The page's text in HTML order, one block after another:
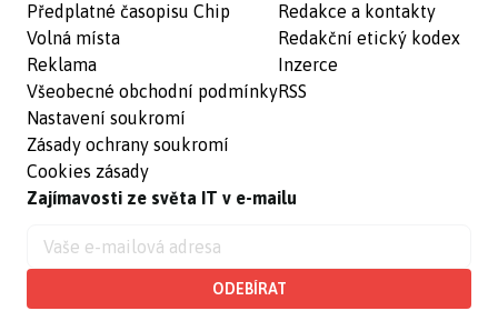
Předplatné časopisu Chip
Volná místa
Reklama
Všeobecné obchodní podmínky
Nastavení soukromí
Zásady ochrany soukromí
Cookies zásady
Redakce a kontakty
Redakční etický kodex
Inzerce
RSS
Zajímavosti ze světa IT v e-mailu
ODEBÍRAT